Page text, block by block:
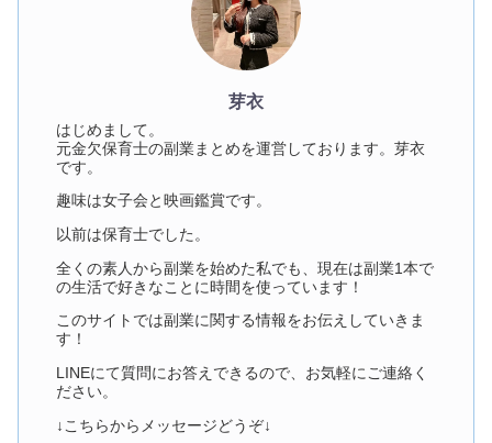
芽衣
はじめまして。
元金欠保育士の副業まとめを運営しております。芽衣
です。
趣味は女子会と映画鑑賞です。
以前は保育士でした。
全くの素人から副業を始めた私でも、現在は副業1本で
の生活で好きなことに時間を使っています！
このサイトでは副業に関する情報をお伝えしていきま
す！
LINEにて質問にお答えできるので、お気軽にご連絡く
ださい。
↓こちらからメッセージどうぞ↓